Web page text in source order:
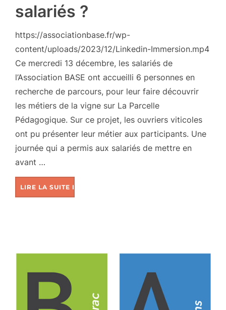
salariés ?
https://associationbase.fr/wp-
content/uploads/2023/12/Linkedin-Immersion.mp4
Ce mercredi 13 décembre, les salariés de
l’Association BASE ont accueilli 6 personnes en
recherche de parcours, pour leur faire découvrir
les métiers de la vigne sur La Parcelle
Pédagogique. Sur ce projet, les ouvriers viticoles
ont pu présenter leur métier aux participants. Une
journée qui a permis aux salariés de mettre en
avant …
LIRE LA SUITE DE